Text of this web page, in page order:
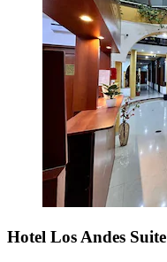
Hotel Los Andes Suite